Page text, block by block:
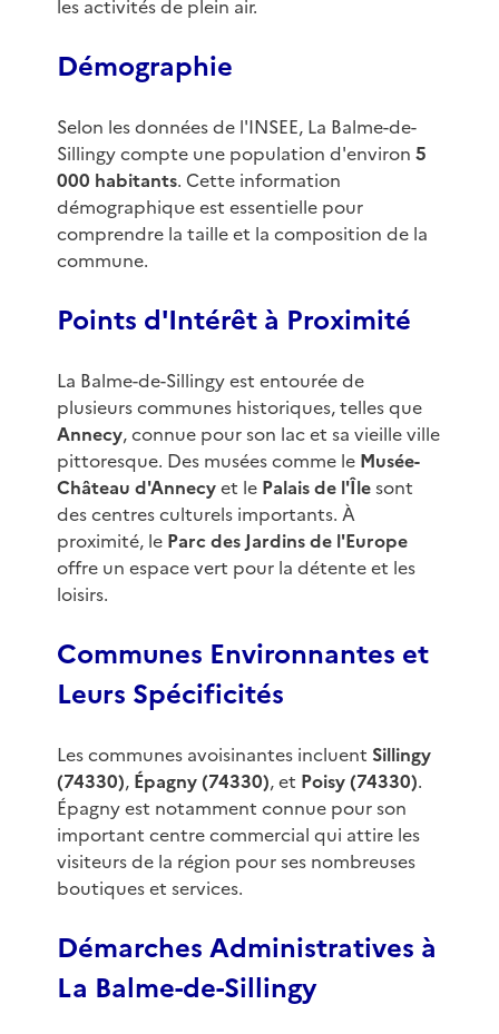
les activités de plein air.
Démographie
Selon les données de l'INSEE, La Balme-de-
Sillingy compte une population d'environ 5
000 habitants. Cette information
démographique est essentielle pour
comprendre la taille et la composition de la
commune.
Points d'Intérêt à Proximité
La Balme-de-Sillingy est entourée de
plusieurs communes historiques, telles que
Annecy, connue pour son lac et sa vieille ville
pittoresque. Des musées comme le Musée-
Château d'Annecyet le Palais de l'Îlesont
des centres culturels importants. À
proximité, le Parc des Jardins de l'Europe
offre un espace vert pour la détente et les
loisirs.
Communes Environnantes et
Leurs Spécificités
Les communes avoisinantes incluent Sillingy
(74330), Épagny (74330), et Poisy (74330).
Épagny est notamment connue pour son
important centre commercial qui attire les
visiteurs de la région pour ses nombreuses
boutiques et services.
Démarches Administratives à
La Balme-de-Sillingy